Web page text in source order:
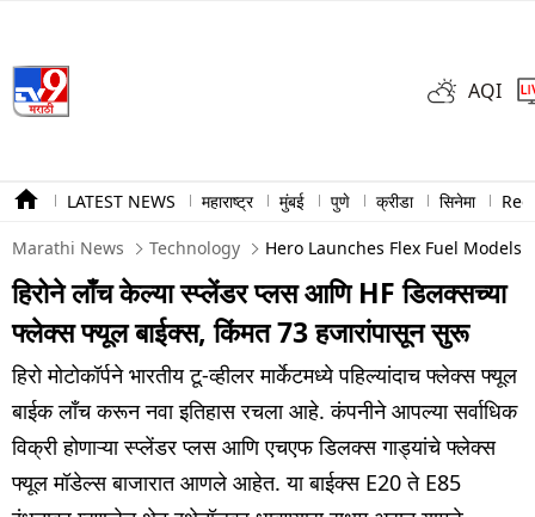
AQI
LATEST NEWS महाराष्ट्र मुंबई पुणे क्रीडा सिनेमा
Marathi News Technology Hero Launches Flex Fuel Models
हिरोने लाँच केल्या स्प्लेंडर प्लस आणि HF डिलक्सच्या
फ्लेक्स फ्यूल बाईक्स, किंमत 73 हजारांपासून सुरू
हिरो मोटोकॉर्पने भारतीय टू-व्हीलर मार्केटमध्ये पहिल्यांदाच फ्लेक्स फ्यूल
बाईक लाँच करून नवा इतिहास रचला आहे. कंपनीने आपल्या सर्वाधिक
विक्री होणाऱ्या स्प्लेंडर प्लस आणि एचएफ डिलक्स गाड्यांचे फ्लेक्स
फ्यूल मॉडेल्स बाजारात आणले आहेत. या बाईक्स E20 ते E85